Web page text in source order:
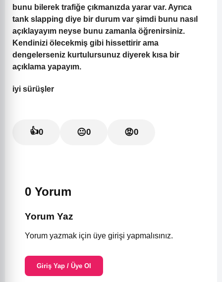
bunu bilerek trafiğe çıkmanızda yarar var. Ayrıca
tank slapping diye bir durum var şimdi bunu nasıl
açıklayayım neyse bunu zamanla öğrenirsiniz.
Kendinizi ölecekmiş gibi hissettirir ama
dengelerseniz kurtulursunuz diyerek kısa bir
açıklama yapayım.
iyi sürüşler
👍0 😐0 😡0
0 Yorum
Yorum Yaz
Yorum yazmak için üye girişi yapmalısınız.
Giriş Yap / Üye Ol